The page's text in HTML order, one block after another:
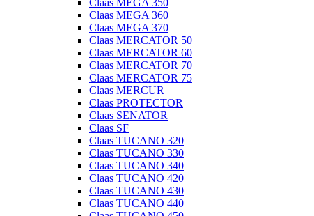
Claas MEGA 350
Claas MEGA 360
Claas MEGA 370
Claas MERCATOR 50
Claas MERCATOR 60
Claas MERCATOR 70
Claas MERCATOR 75
Claas MERCUR
Claas PROTECTOR
Claas SENATOR
Claas SF
Claas TUCANO 320
Claas TUCANO 330
Claas TUCANO 340
Claas TUCANO 420
Claas TUCANO 430
Claas TUCANO 440